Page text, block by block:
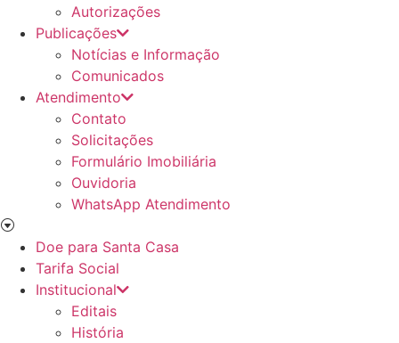
Autorizações
Publicações
Notícias e Informação
Comunicados
Atendimento
Contato
Solicitações
Formulário Imobiliária
Ouvidoria
WhatsApp Atendimento
Doe para Santa Casa
Tarifa Social
Institucional
Editais
História